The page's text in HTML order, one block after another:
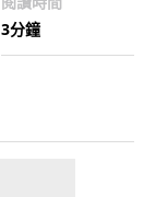
3分鐘